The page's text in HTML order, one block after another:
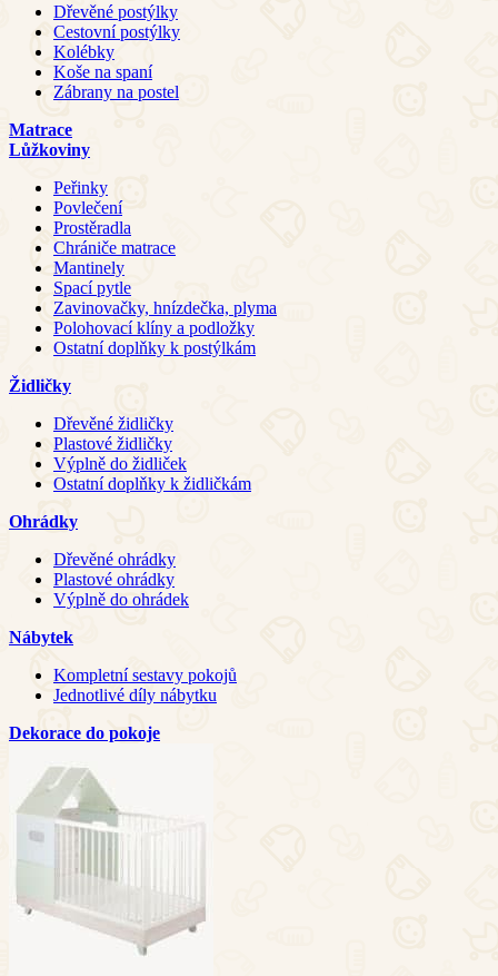
Dřevěné postýlky
Cestovní postýlky
Kolébky
Koše na spaní
Zábrany na postel
Matrace
Lůžkoviny
Peřinky
Povlečení
Prostěradla
Chrániče matrace
Mantinely
Spací pytle
Zavinovačky, hnízdečka, plyma
Polohovací klíny a podložky
Ostatní doplňky k postýlkám
Židličky
Dřevěné židličky
Plastové židličky
Výplně do židliček
Ostatní doplňky k židličkám
Ohrádky
Dřevěné ohrádky
Plastové ohrádky
Výplně do ohrádek
Nábytek
Kompletní sestavy pokojů
Jednotlivé díly nábytku
Dekorace do pokoje